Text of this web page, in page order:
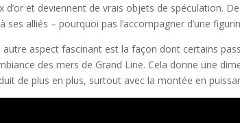
d’or et deviennent de vrais objets de spéculation.
ses alliés – pourquoi pas l’accompagner d’une
autre aspect fascinant est la façon dont certains
des mers de Grand Line. Cela donne une
de plus en plus, surtout avec la montée en